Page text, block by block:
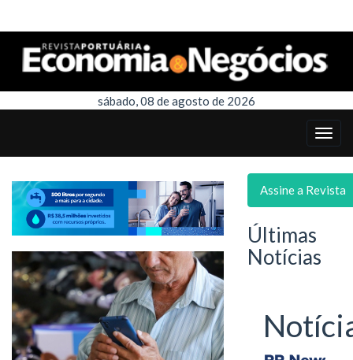
sábado, 08 de agosto de 2026
Assine a Revista
Últimas
Notícias